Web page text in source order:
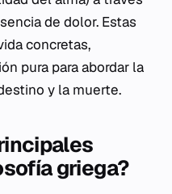
de dolor. Estas
concretas,
pura para abordar la
y la muerte.
griega?